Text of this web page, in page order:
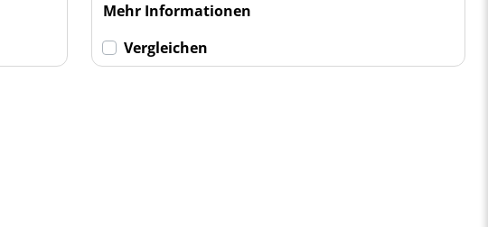
Mehr Informationen
Vergleichen